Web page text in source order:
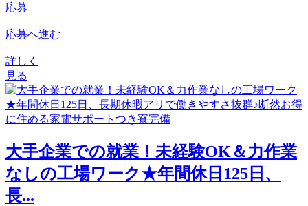
応募
応募へ進む
詳しく
見る
大手企業での就業！未経験OK＆力作業
なしの工場ワーク★年間休日125日、
長...